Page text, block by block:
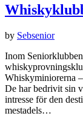
by Sebsenior
Inom
Whiskyminiorerna
De har bedrivit sin
intresse för den
mestadels…